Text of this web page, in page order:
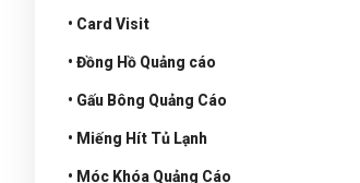
• Card Visit
• Đồng Hồ Quảng cáo
• Gấu Bông Quảng Cáo
• Miếng Hít Tủ Lạnh
• Móc Khóa Quảng Cáo